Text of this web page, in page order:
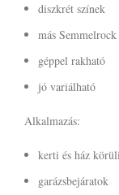
diszkrét színek
más
géppel rakható
jó variálható
Alkalmazás:
kerti és ház
garázsbejáratok